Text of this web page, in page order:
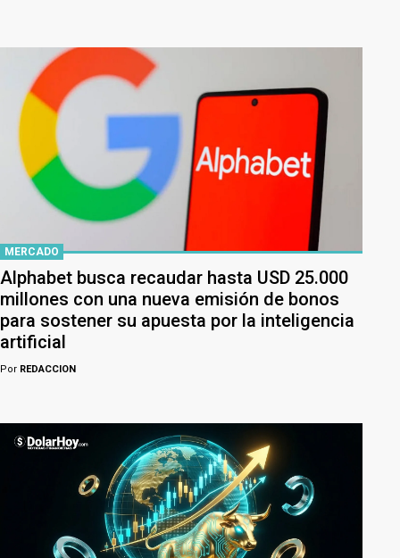
MERCADO
Alphabet busca recaudar hasta USD 25.000
millones con una nueva emisión de bonos
para sostener su apuesta por la inteligencia
artificial
Por REDACCION